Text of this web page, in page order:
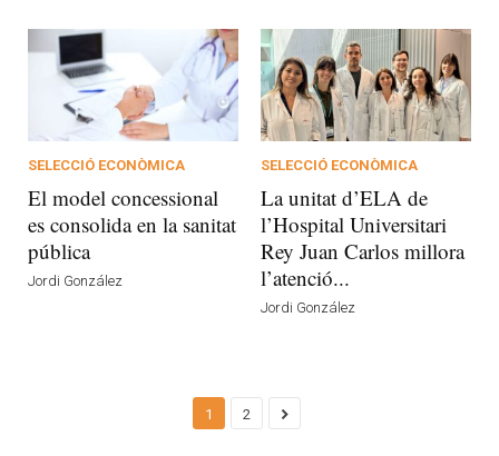
SELECCIÓ ECONÒMICA
El model concessional
es consolida en la sanitat
pública
Jordi González
SELECCIÓ ECONÒMICA
La unitat d’ELA de
l’Hospital Universitari
Rey Juan Carlos millora
l’atenció...
Jordi González
1 2